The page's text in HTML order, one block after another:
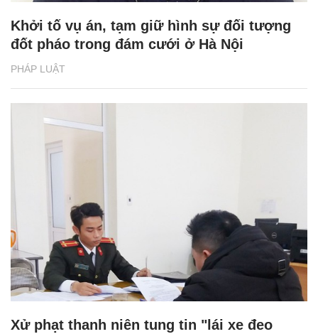
PHÁP LUẬT
Khởi tố vụ án, tạm giữ hình sự đối tượng
đốt pháo trong đám cưới ở Hà Nội
Xử phạt thanh niên tung tin "lái xe đeo